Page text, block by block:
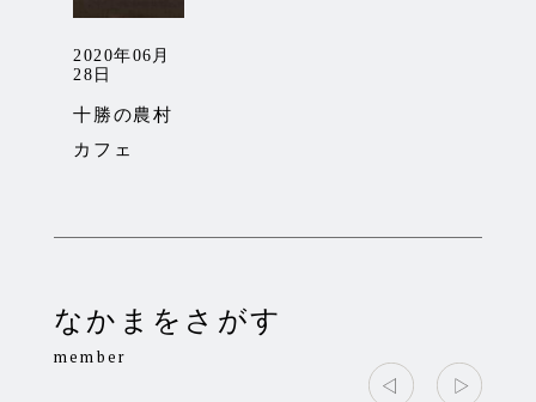
2020年06月
28日
十勝の農村
カフェ
なかまをさがす
member